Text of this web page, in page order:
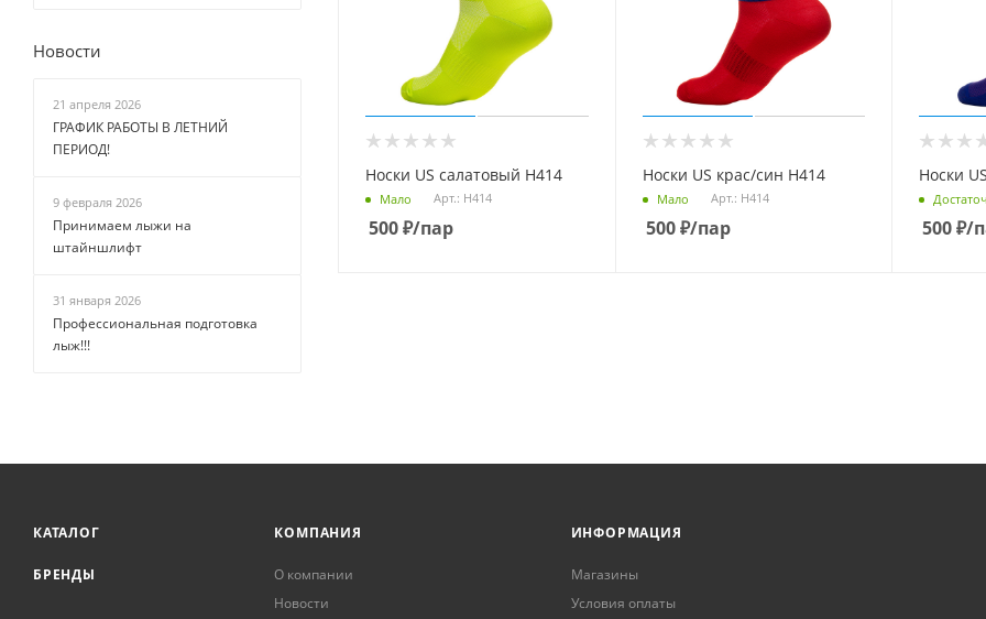
Носки US салатовый Н414
Мало Арт.: Н414
500₽/пар
Носки US крас/син Н414
Мало Арт.: Н414
500₽/пар
Носки
500₽/
Новости
21 апреля 2026
ГРАФИК РАБОТЫ В ЛЕТНИЙ
ПЕРИОД!
9 февраля 2026
Принимаем лыжи на
штайншлифт
31 января 2026
Профессиональная подготовка
лыж!!!
КАТАЛОГ
БРЕНДЫ
КОМПАНИЯ
О компании
Новости
ИНФОРМАЦИЯ
Магазины
Условия оплаты